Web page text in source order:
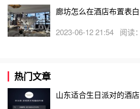
廊坊怎么在酒店布置表
2023-06-12 21:54 阅读
热门文章
山东适合生日派对的酒